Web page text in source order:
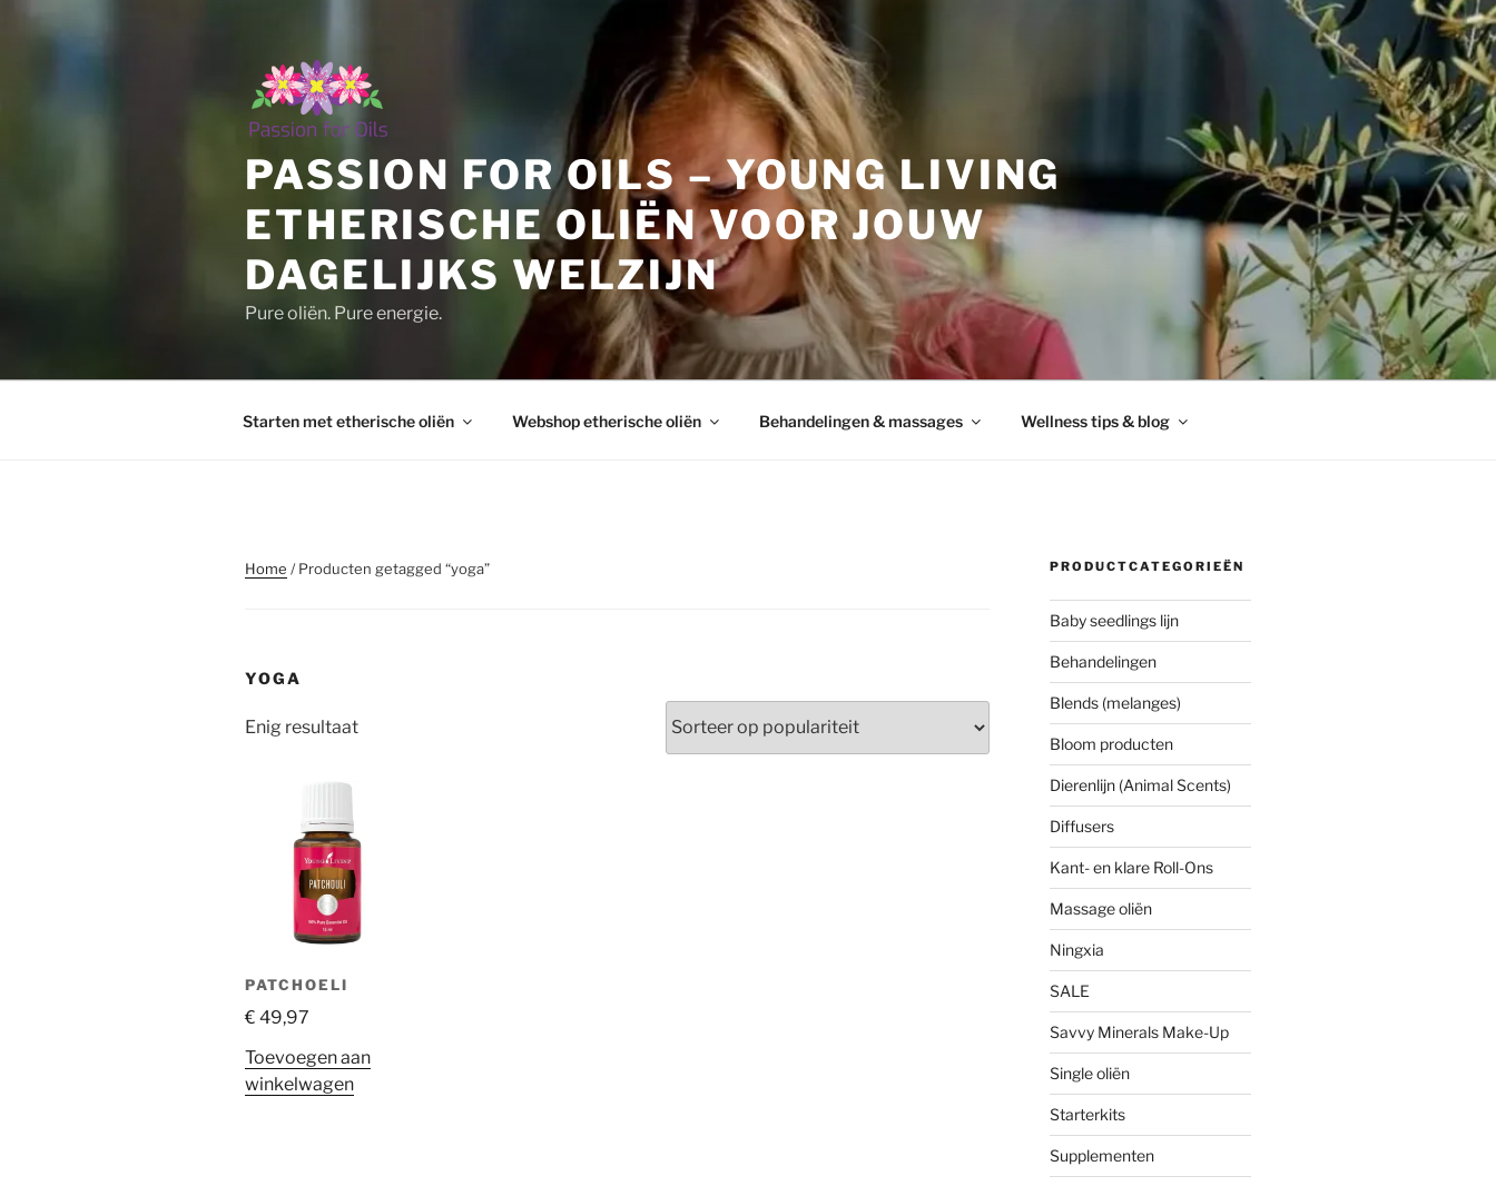
PASSION FOR OILS – YOUNG LIVING
ETHERISCHE OLIËN VOOR JOUW
DAGELIJKS WELZIJN
Pure oliën. Pure energie.
Starten met etherische oliën Webshop etherische oliën Behandelingen & massages Wellness tips & blog
Home / Producten getagged “yoga”
YOGA
Enig resultaat
PATCHOELI
€ 49,97
Toevoegen aan
winkelwagen
PRODUCTCATEGORIEËN
Baby seedlings lijn
Behandelingen
Blends (melanges)
Bloom producten
Dierenlijn (Animal Scents)
Diffusers
Kant- en klare Roll-Ons
Massage oliën
Ningxia
SALE
Savvy Minerals Make-Up
Single oliën
Starterkits
Supplementen